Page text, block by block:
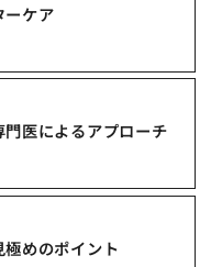
ーケア
医によるアプローチ
めのポイント